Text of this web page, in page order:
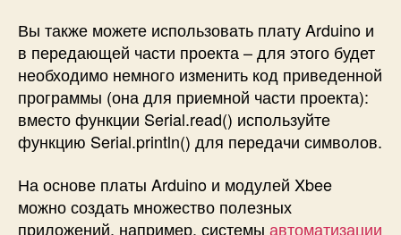
Вы также можете использовать плату Arduino и
в передающей части проекта – для этого будет
необходимо немного изменить код приведенной
программы (она для приемной части проекта):
вместо функции Serial.read() используйте
функцию Serial.println() для передачи символов.
На основе платы Arduino и модулей Xbee
можно создать множество полезных
приложений, например, системы автоматизации